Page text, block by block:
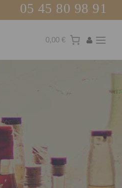
05 45 80 98 91
0,00 €